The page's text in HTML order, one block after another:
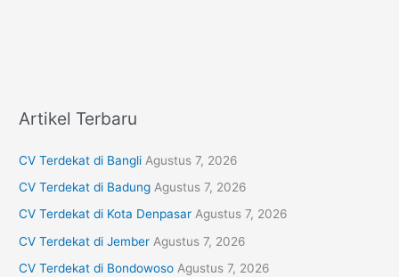
Artikel Terbaru
CV Terdekat di Bangli Agustus 7, 2026
CV Terdekat di Badung Agustus 7, 2026
CV Terdekat di Kota Denpasar Agustus 7, 2026
CV Terdekat di Jember Agustus 7, 2026
CV Terdekat di Bondowoso Agustus 7, 2026